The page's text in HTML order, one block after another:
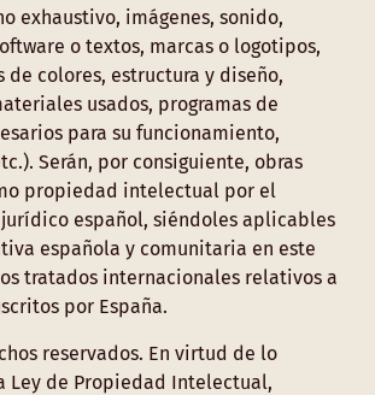
exhaustivo, imágenes, sonido,
o textos, marcas o logotipos,
de colores, estructura y diseño,
usados, programas de
para su funcionamiento,
Serán, por consiguiente, obras
propiedad intelectual por el
español, siéndoles aplicables
española y comunitaria en este
tratados internacionales relativos a
por España.
reservados. En virtud de lo
Ley de Propiedad Intelectual,